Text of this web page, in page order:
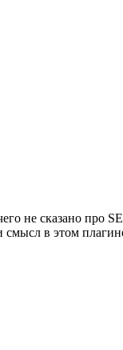
не сказано про
в этом